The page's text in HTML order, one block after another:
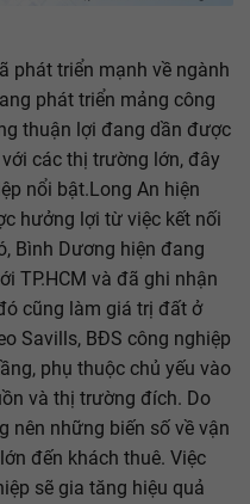
phát triển mạnh về ngành
phát triển mảng công
thuận lợi đang dần được
các thị trường lớn, đây
nổi bật.Long An hiện
hưởng lợi từ việc kết nối
Bình Dương hiện đang
TP.HCM và đã ghi nhận
cũng làm giá trị đất ở
Savills, BĐS công nghiệp
phụ thuộc chủ yếu vào
và thị trường đích. Do
nên những biến số về vận
đến khách thuê. Việc
sẽ gia tăng hiệu quả